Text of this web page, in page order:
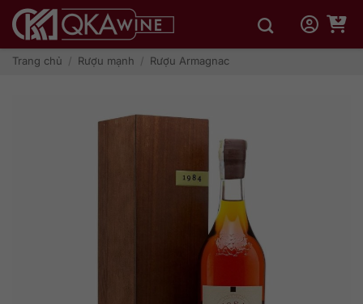
qua
dungTrang chủ / Rượu mạnh / Rượu Armagnac